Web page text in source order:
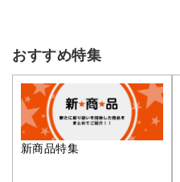
おすすめ特集
新商品特集